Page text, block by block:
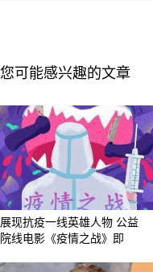
您可能感兴趣的文章
展现抗疫一线英雄人物 公益
院线电影《疫情之战》即